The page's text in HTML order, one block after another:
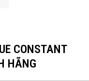
CONSTANT
HÃNG